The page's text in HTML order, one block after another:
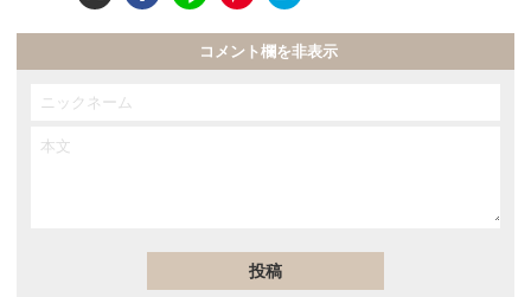
コメント欄を非表示